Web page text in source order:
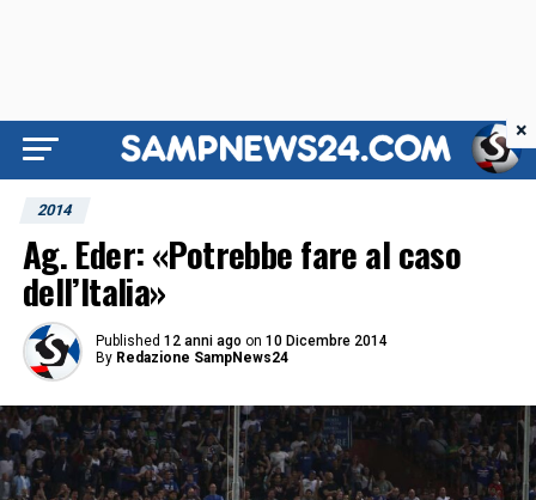
2014
Ag. Eder: «Potrebbe fare al caso
dell’Italia»
Published 12 anni ago on 10 Dicembre 2014
By Redazione SampNews24
×